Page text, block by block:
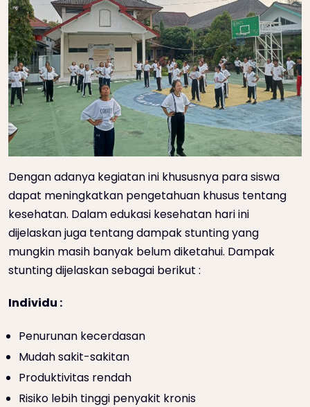
Dengan adanya kegiatan ini khususnya para siswa
dapat meningkatkan pengetahuan khusus tentang
kesehatan. Dalam edukasi kesehatan hari ini
dijelaskan juga tentang dampak stunting yang
mungkin masih banyak belum diketahui. Dampak
stunting dijelaskan sebagai berikut :
Individu :
Penurunan kecerdasan
Mudah sakit-sakitan
Produktivitas rendah
Risiko lebih tinggi penyakit kronis